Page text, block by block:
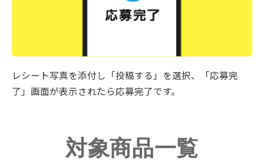
レシート写真を添付し「投稿する」を選択、「応募完
了」画面が表示されたら応募完了です。
対象商品一覧